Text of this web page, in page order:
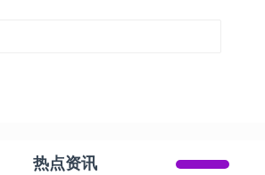
热点资讯